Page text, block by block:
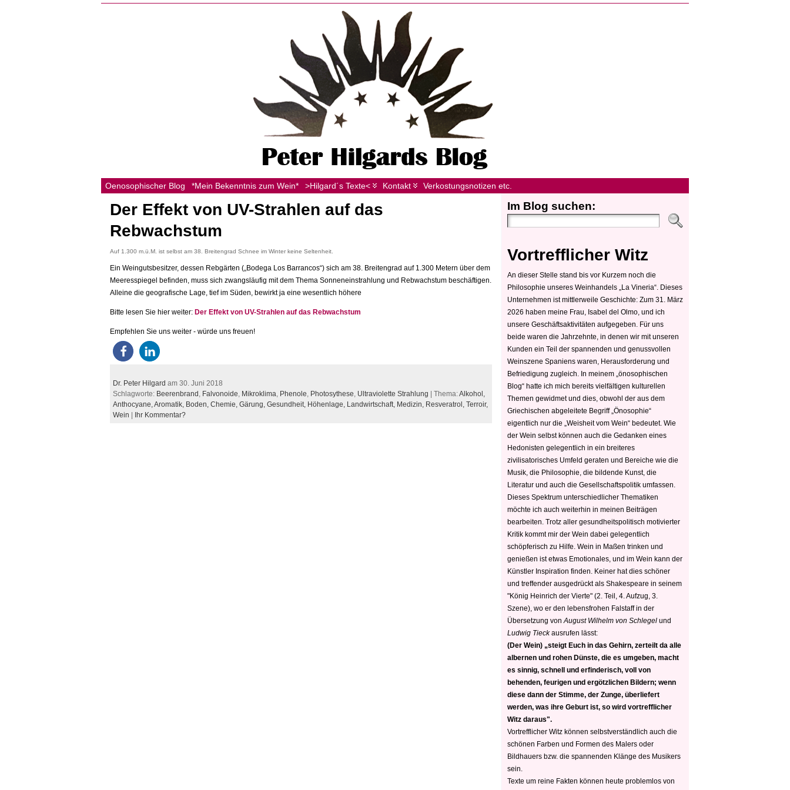
Oenosophischer Blog *Mein Bekenntnis zum Wein* >Hilgard´s Texte< Kontakt Verkostungsnotizen etc.
Der Effekt von UV-Strahlen auf das
Rebwachstum
Auf 1.300 m.ü.M. ist selbst am 38. Breitengrad Schnee im Winter keine Seltenheit.
Ein Weingutsbesitzer, dessen Rebgärten („Bodega Los Barrancos“) sich am 38. Breitengrad auf 1.300 Metern über dem
Meeresspiegel befinden, muss sich zwangsläufig mit dem Thema Sonneneinstrahlung und Rebwachstum beschäftigen.
Alleine die geografische Lage, tief im Süden, bewirkt ja eine wesentlich höhere
Bitte lesen Sie hier weiter: Der Effekt von UV-Strahlen auf das Rebwachstum
Empfehlen Sie uns weiter - würde uns freuen!
Dr. Peter Hilgard am 30. Juni 2018
Schlagworte: Beerenbrand Falvonoide Mikroklima Phenole Photosythese Ultraviolette Strahlung | Thema:Alkohol,
Anthocyane, Aromatik, Boden, Chemie, Gärung, Gesundheit, Höhenlage, Landwirtschaft, Medizin, Resveratrol, Terroir,
Wein | Ihr Kommentar?
Im Blog suchen:
Vortrefflicher Witz
An dieser Stelle stand bis vor Kurzem noch die
Philosophie unseres Weinhandels „La Vineria“. Dieses
Unternehmen ist mittlerweile Geschichte: Zum 31. März
2026 haben meine Frau, Isabel del Olmo, und ich
unsere Geschäftsaktivitäten aufgegeben. Für uns
beide waren die Jahrzehnte, in denen wir mit unseren
Kunden ein Teil der spannenden und genussvollen
Weinszene Spaniens waren, Herausforderung und
Befriedigung zugleich. In meinem „önosophischen
Blog“ hatte ich mich bereits vielfältigen kulturellen
Themen gewidmet und dies, obwohl der aus dem
Griechischen abgeleitete Begriff „Önosophie“
eigentlich nur die „Weisheit vom Wein“ bedeutet. Wie
der Wein selbst können auch die Gedanken eines
Hedonisten gelegentlich in ein breiteres
zivilisatorisches Umfeld geraten und Bereiche wie die
Musik, die Philosophie, die bildende Kunst, die
Literatur und auch die Gesellschaftspolitik umfassen.
Dieses Spektrum unterschiedlicher Thematiken
möchte ich auch weiterhin in meinen Beiträgen
bearbeiten. Trotz aller gesundheitspolitisch motivierter
Kritik kommt mir der Wein dabei gelegentlich
schöpferisch zu Hilfe. Wein in Maßen trinken und
genießen ist etwas Emotionales, und im Wein kann der
Künstler Inspiration finden. Keiner hat dies schöner
und treffender ausgedrückt als Shakespeare in seinem
"König Heinrich der Vierte" (2. Teil, 4. Aufzug, 3.
Szene), wo er den lebensfrohen Falstaff in der
Übersetzung von August Wilhelm von Schlegel und
Ludwig Tieckausrufen lässt:
(Der Wein) „steigt Euch in das Gehirn, zerteilt da alle
albernen und rohen Dünste, die es umgeben, macht
es sinnig, schnell und erfinderisch, voll von
behenden, feurigen und ergötzlichen Bildern; wenn
diese dann der Stimme, der Zunge, überliefert
werden, was ihre Geburt ist, so wird vortrefflicher
Witz daraus".
Vortrefflicher Witz können selbstverständlich auch die
schönen Farben und Formen des Malers oder
Bildhauers bzw. die spannenden Klänge des Musikers
sein.
Texte um reine Fakten können heute problemlos von